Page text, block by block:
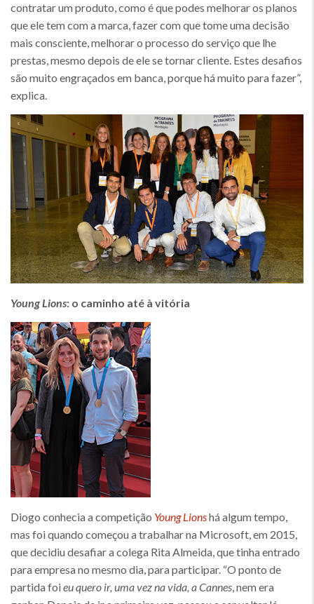
contratar um produto, como é que podes melhorar os planos
que ele tem com a marca, fazer com que tome uma decisão
mais consciente, melhorar o processo do serviço que lhe
prestas, mesmo depois de ele se tornar cliente. Estes desafios
são muito engraçados em banca, porque há muito para fazer”,
explica.
Young Lions: o caminho até à vitória
Diogo conhecia a competição Young Lionshá algum tempo,
mas foi quando começou a trabalhar na Microsoft, em 2015,
que decidiu desafiar a colega Rita Almeida, que tinha entrado
para empresa no mesmo dia, para participar. “O ponto de
partida foieu quero ir, uma vez na vida, a Cannes, nem era